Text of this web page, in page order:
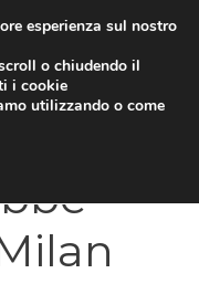
esperienza sul nostro
o chiudendo il
i cookie
utilizzando o come